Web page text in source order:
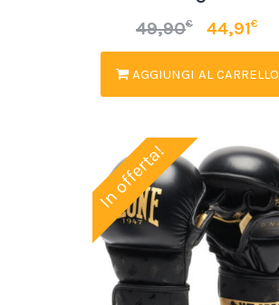
49,90€ 44,91€
AGGIUNGI AL CARRELLO
In offerta!